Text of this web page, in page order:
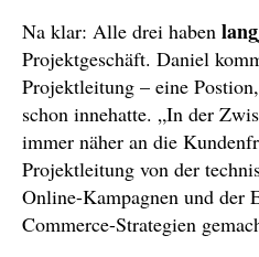
Na klar: Alle drei haben
Projektgeschäft. Daniel
Projektleitung – eine
schon innehatte. „In der
immer näher an die
Projektleitung von der
Online-Kampagnen und der
Commerce-Strategien